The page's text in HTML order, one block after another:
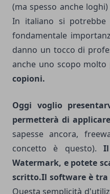
(ma spesso anche
In italiano si
fondamentale
danno un tocco di
anche uno scopo molto
copioni.
Oggi voglio
permetterà di
sapesse ancora,
concetto è questo).
Watermark, e potete
scritto.Il software è
Questa semplicità